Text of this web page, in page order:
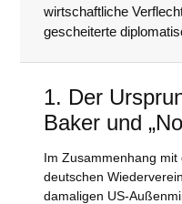
wirtschaftliche
gescheiterte
1. Der
Baker und
Im Zusammenhang
deutschen
damaligen US-